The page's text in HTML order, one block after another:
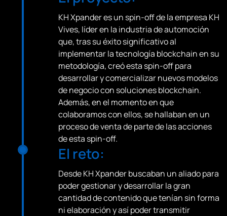
KH Xpander es un spin-off de la empresa KH
Vives, líder en la industria de automoción
que, tras su éxito significativo al
implementar la tecnología blockchain en su
metodología, creó esta spin-off para
desarrollar y comercializar nuevos modelos
de negocio con soluciones blockchain.
Además, en el momento en que
colaboramos con ellos, se hallaban en un
proceso de venta de parte de las acciones
de esta spin-off.
El reto:
Desde KH Xpander buscaban un aliado para
poder gestionar y desarrollar la gran
cantidad de contenido que tenían sin forma
ni elaboración y así poder transmitir